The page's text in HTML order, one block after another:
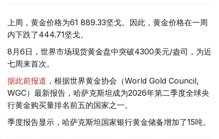
上周，黄金价格为61 889.33坚戈。因此，黄金价格在一周
内下跌了444.71坚戈。
8月6日，世界市场现货黄金盘中突破4300美元/盎司，为近
七周来首次。
据此前报道 ，根据世界黄金协会（World Gold Council,
WGC）最新报告，哈萨克斯坦成为2026年第二季度全球央
行黄金购买量排名前五的国家之一。
季度报告显示，哈萨克斯坦国家银行黄金储备增加了15吨。